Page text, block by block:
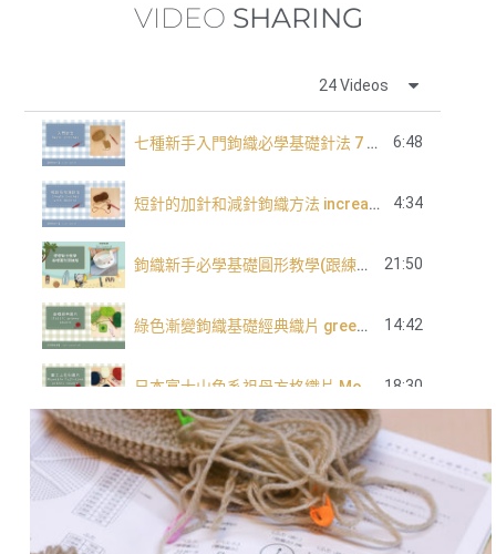
VIDEO SHARING
24 Videos
七種新手入門鉤織必學基礎針法 7 basic crochet stitch for beginners 6:48
短針的加針和減針鉤織方法 increase and decrease of single crochet 4:34
鉤織新手必學基礎圓形教學(跟練版) 21:50
綠色漸變鉤織基礎經典織片 green tone classic granny square 14:42
18:30
長針的加針及減針 increase and decrease of double crochet
中長針的加針及減針 increase and decrease of half double crochet